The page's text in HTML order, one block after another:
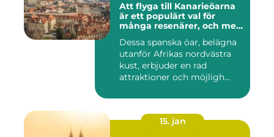
Att flyga till Kanarieöarna
är ett populärt val för
många resenärer, och med
Dessa spanska öar, belägna
utanför Afrikas nordvästra
kust, erbjuder en rad
attraktioner och möjligh...
15. jan